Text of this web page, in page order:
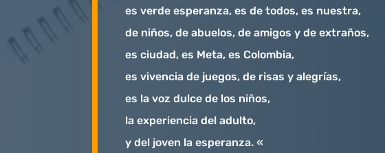
es verde esperanza, es de todos, es nuestra,
de niños, de abuelos, de amigos y de extraños,
es ciudad, es Meta, es Colombia,
es vivencia de juegos, de risas y alegrías,
es la voz dulce de los niños,
la experiencia del adulto,
y del joven la esperanza. «